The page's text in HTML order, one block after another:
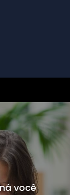
você